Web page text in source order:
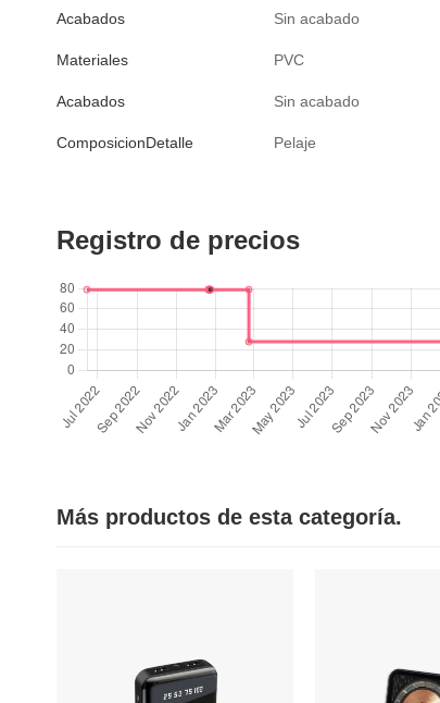
Acabados Sin acabado
Materiales PVC
Acabados Sin acabado
ComposicionDetalle Pelaje
Registro de precios
Más productos de esta categoría.